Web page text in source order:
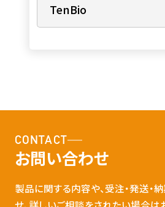
CONTACT
お問い合わせ
製品に関する内容や、受注・発送・